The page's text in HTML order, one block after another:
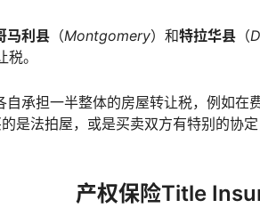
马利县 （Montgomery）和特拉华县 （
。
承担一半整体的房屋转让税，例如在费
是法拍屋，或是买卖双方有特别的协
产权保险Title